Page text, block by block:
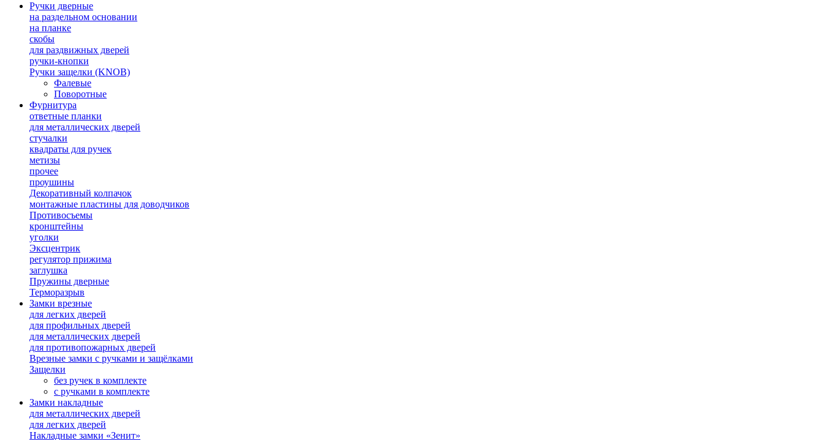
Ручки дверные
на раздельном основании
на планке
скобы
для раздвижных дверей
ручки-кнопки
Ручки защелки (KNOB)
Фалевые
Поворотные
Фурнитура
ответные планки
для металлических дверей
стучалки
квадраты для ручек
метизы
прочее
проушины
Декоративный колпачок
монтажные пластины для доводчиков
Противосъемы
кронштейны
уголки
Эксцентрик
регулятор прижима
заглушка
Пружины дверные
Терморазрыв
Замки врезные
для легких дверей
для профильных дверей
для металлических дверей
для противопожарных дверей
Врезные замки с ручками и защёлками
Защелки
без ручек в комплекте
с ручками в комплекте
Замки накладные
для металлических дверей
для легких дверей
Накладные замки «Зенит»